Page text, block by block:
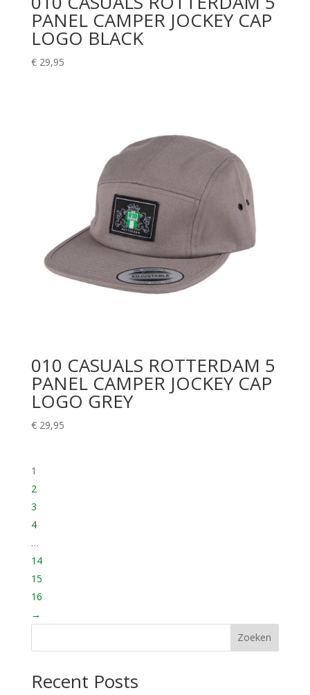
PANEL CAMPER JOCKEY CAP
LOGO BLACK
€29,95
010 CASUALS ROTTERDAM 5
PANEL CAMPER JOCKEY CAP
LOGO GREY
€29,95
1
2
3
4
…
14
15
16
→
Zoeken
Recent Posts